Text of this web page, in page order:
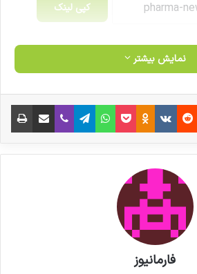
کپی لینک
نمایش بیشتر
‫رددیت ‫VKontakte
‫Odnoklassniki پاکت واتس آپ تلگرام وایبر اشتراک گذاری از طریق ایمیل
فارمانیوز